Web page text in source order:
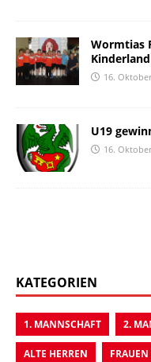
Wormtias
16.
U19
16.
KATEGORIEN
1. MANNSCHAFT 2.
ALTE HERREN